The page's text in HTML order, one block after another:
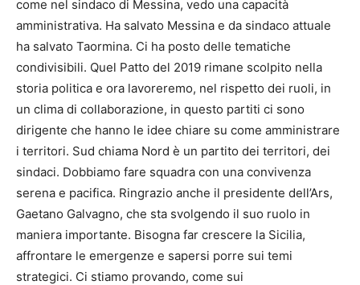
come nel sindaco di Messina, vedo una capacità
amministrativa. Ha salvato Messina e da sindaco attuale
ha salvato Taormina. Ci ha posto delle tematiche
condivisibili. Quel Patto del 2019 rimane scolpito nella
storia politica e ora lavoreremo, nel rispetto dei ruoli, in
un clima di collaborazione, in questo partiti ci sono
dirigente che hanno le idee chiare su come amministrare
i territori. Sud chiama Nord è un partito dei territori, dei
sindaci. Dobbiamo fare squadra con una convivenza
serena e pacifica. Ringrazio anche il presidente dell’Ars,
Gaetano Galvagno, che sta svolgendo il suo ruolo in
maniera importante. Bisogna far crescere la Sicilia,
affrontare le emergenze e sapersi porre sui temi
strategici. Ci stiamo provando, come sui